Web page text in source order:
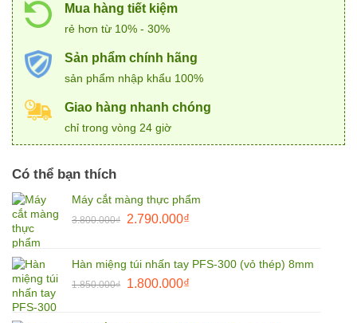
Mua hàng tiết kiệm
rẻ hơn từ 10% - 30%
Sản phẩm chính hãng
sản phẩm nhập khẩu 100%
Giao hàng nhanh chóng
chỉ trong vòng 24 giờ
Có thể bạn thích
Máy cắt màng thực phẩm
3.800.000₫
Giá
3.800.000₫.
2.790.000₫Giá
là:
2.790.000₫.
Hàn miệng túi nhấn tay PFS-300 (vỏ thép) 8mm
1.850.000₫
Giá
1.800.000₫Giá